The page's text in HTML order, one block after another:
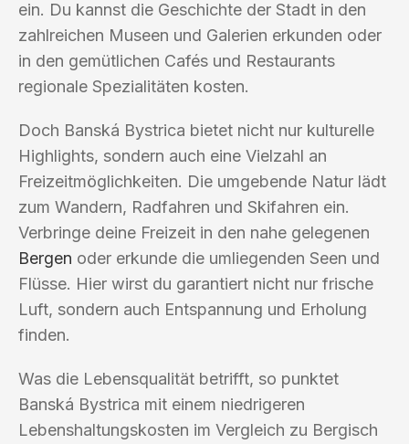
ein. Du kannst die Geschichte der Stadt in den
zahlreichen Museen und Galerien erkunden oder
in den gemütlichen Cafés und Restaurants
regionale Spezialitäten kosten.
Doch Banská Bystrica bietet nicht nur kulturelle
Highlights, sondern auch eine Vielzahl an
Freizeitmöglichkeiten. Die umgebende Natur lädt
zum Wandern, Radfahren und Skifahren ein.
Verbringe deine Freizeit in den nahe gelegenen
Bergen oder erkunde die umliegenden Seen und
Flüsse. Hier wirst du garantiert nicht nur frische
Luft, sondern auch Entspannung und Erholung
finden.
Was die Lebensqualität betrifft, so punktet
Banská Bystrica mit einem niedrigeren
Lebenshaltungskosten im Vergleich zu Bergisch